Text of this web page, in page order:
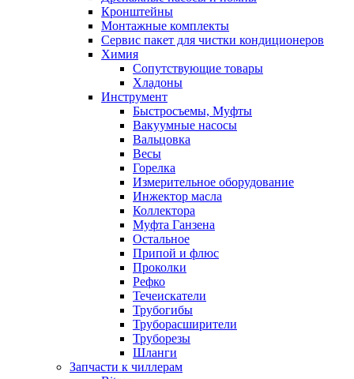
Кронштейны
Монтажные комплекты
Сервис пакет для чистки кондиционеров
Химия
Сопутствующие товары
Хладоны
Инструмент
Быстросъемы, Муфты
Вакуумные насосы
Вальцовка
Весы
Горелка
Измерительное оборудование
Инжектор масла
Коллектора
Муфта Ганзена
Остальное
Припой и флюс
Проколки
Рефко
Течеискатели
Трубогибы
Труборасширители
Труборезы
Шланги
Запчасти к чиллерам